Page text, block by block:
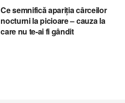
Ce semnifică apariția cârceilor
nocturni la picioare – cauza la
care nu te-ai fi gândit